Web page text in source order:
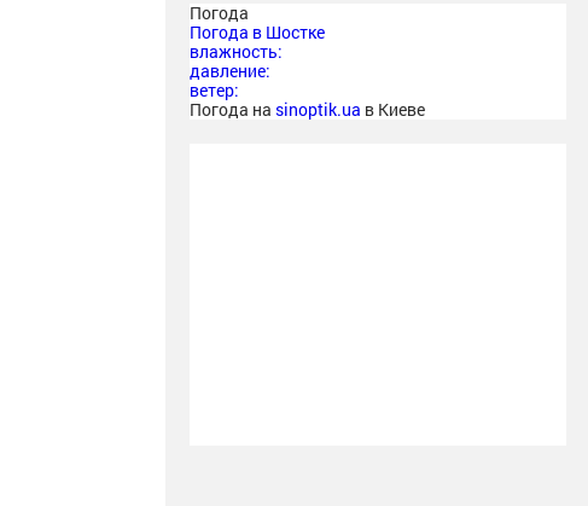
Погода
Погода в Шостке
влажность:
давление:
ветер:
Погода на sinoptik.ua в Киеве